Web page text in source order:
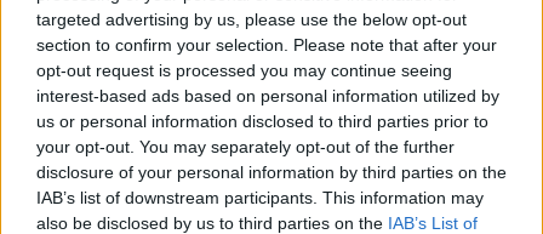
targeted advertising by us, please use the below opt-out
section to confirm your selection. Please note that after your
opt-out request is processed you may continue seeing
interest-based ads based on personal information utilized by
us or personal information disclosed to third parties prior to
your opt-out. You may separately opt-out of the further
disclosure of your personal information by third parties on the
IAB’s list of downstream participants. This information may
also be disclosed by us to third parties on the IAB’s List of
LEGGI GLI ALTRI ARTICOLI DI
LEGNANO
FOTO 2 di 2